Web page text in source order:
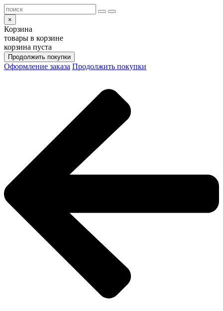
×
Корзина
товары в корзине
корзина пуста
Продолжить покупки
Оформление заказа Продолжить покупки